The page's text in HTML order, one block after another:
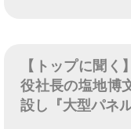
【トップに聞
役社長の塩地博
設し『大型パネ